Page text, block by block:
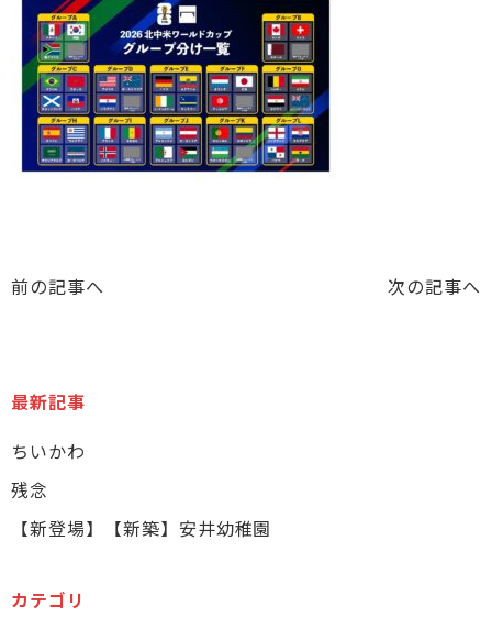
前の記事へ 次の記事へ
最新記事
ちいかわ
残念
【新登場】【新築】安井幼稚園
カテゴリ